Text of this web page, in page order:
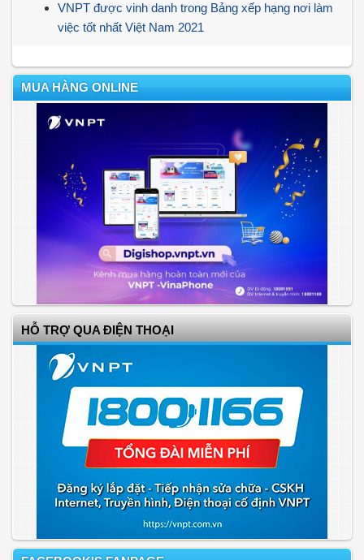
VNPT được vinh danh trong Bảng xếp hạng nơi làm
việc tốt nhất Việt Nam 2021
MUA HÀNG ONLINE
HỖ TRỢ QUA ĐIỆN THOẠI